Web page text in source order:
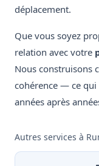
déplacement.
Que vous soyez
relation avec votre
Nous construisons
cohérence — ce qui
années après
Autres services à